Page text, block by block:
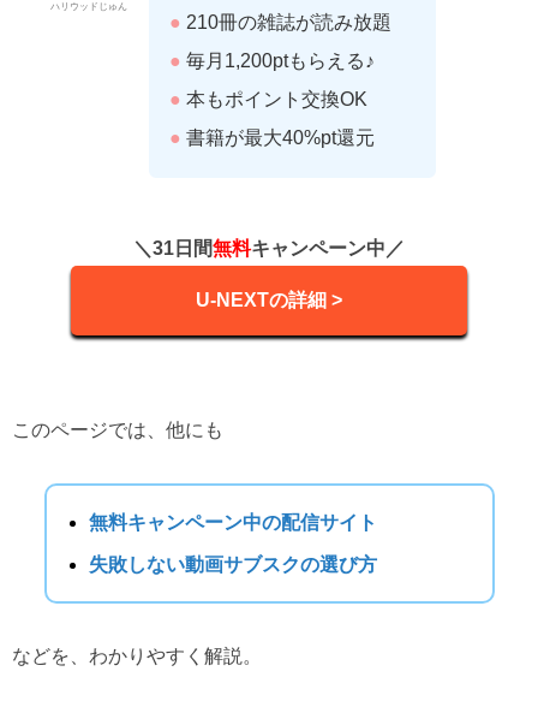
ハリウッドじゅん
● 210冊の雑誌が読み放題
● 毎月1,200ptもらえる♪
● 本もポイント交換OK
● 書籍が最大40%pt還元
＼31日間無料キャンペーン中／
U-NEXTの詳細 >
このページでは、他にも
無料キャンペーン中の配信サイト
失敗しない動画サブスクの選び方
などを、わかりやすく解説。